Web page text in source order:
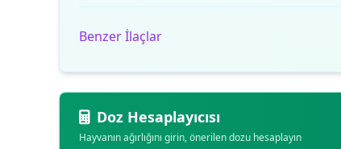
Benzer İlaçlar
Doz Hesaplayıcısı
Hayvanın ağırlığını girin, önerilen dozu hesaplayın